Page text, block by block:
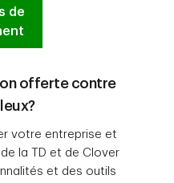
de
offerte contre
votre entreprise et
la TD et de Clover
et des outils